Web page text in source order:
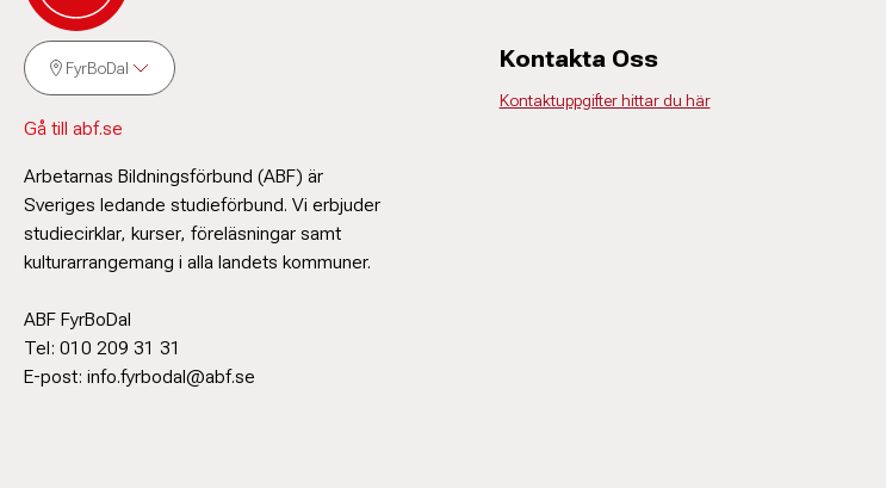
FyrBoDal
Gå till abf.se
Arbetarnas Bildningsförbund (ABF) är
Sveriges ledande studieförbund. Vi erbjuder
studiecirklar, kurser, föreläsningar samt
kulturarrangemang i alla landets kommuner.
ABF FyrBoDal
Tel: 010 209 31 31
E-post: info.fyrbodal@abf.se
Kontakta Oss
Kontaktuppgifter hittar du här